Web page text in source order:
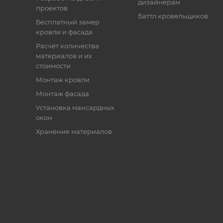
проектов
Бесплатный замер
кровли и фасада
Расчёт количества
материалов и их
стоимости
Монтаж кровли
Монтаж фасада
Установка мансардных
окон
Хранение материалов
дизайнерам
Баттл кровельщиков